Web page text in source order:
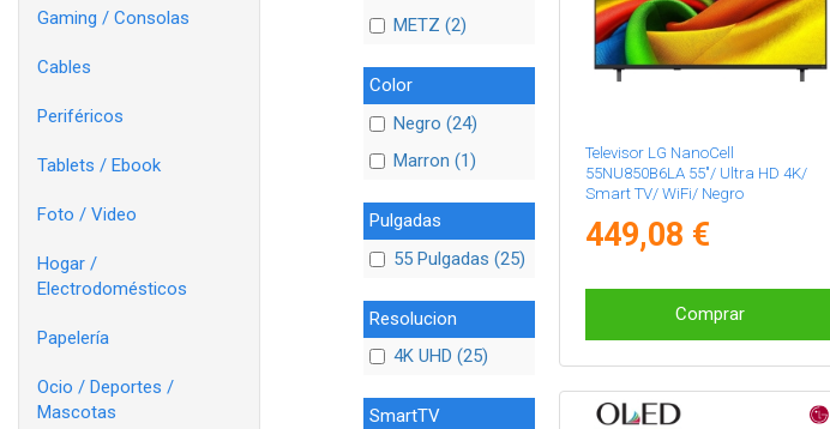
Gaming / Consolas
Cables
Periféricos
Tablets / Ebook
Foto / Video
Hogar /
Electrodomésticos
Papelería
Ocio / Deportes /
Mascotas
METZ (2)
Color
Negro (24)
Marron (1)
Pulgadas
55 Pulgadas (25)
Resolucion
4K UHD (25)
SmartTV
Televisor LG NanoCell
55NU850B6LA 55"/ Ultra HD 4K/
Smart TV/ WiFi/ Negro
449,08 €
Comprar